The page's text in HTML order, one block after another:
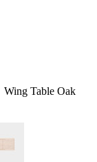
Table Oak